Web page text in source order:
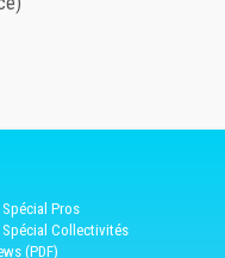
Pros
Collectivités
(PDF)